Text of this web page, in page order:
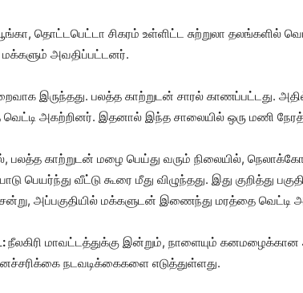
தொட்டபெட்டா சிகரம் உள்ளிட்ட சுற்றுலா
மக்களும் அவதிப்பட்டனர்.
இருந்தது. பலத்த காற்றுடன் சாரல் காணப்பட்டது.
அகற்றினர். இதனால் இந்த சாலையில் ஒரு மணி
பலத்த காற்றுடன் மழை பெய்து வரும் நிலையில்,
பெயர்ந்து வீட்டு கூரை மீது விழுந்தது. இது குறித்து
அப்பகுதியில் மக்களுடன் இணைந்து மரத்தை வெட்டி
நீலகிரி மாவட்டத்துக்கு இன்றும், நாளையும்
நடவடிக்கைகளை எடுத்துள்ளது.